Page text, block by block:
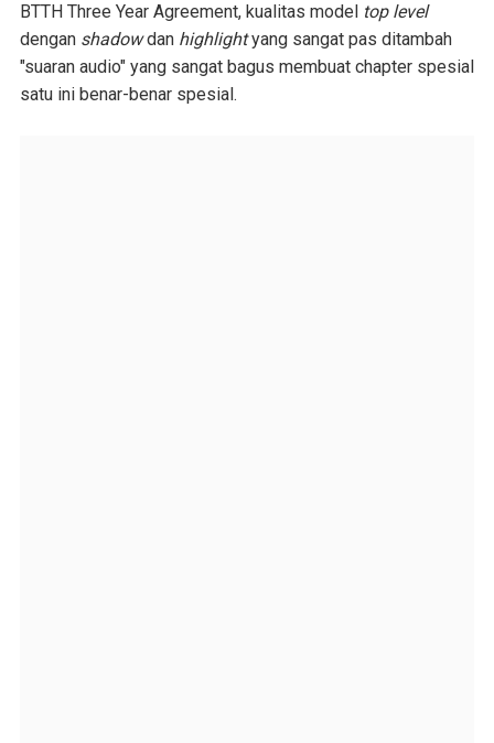
BTTH Three Year Agreement, kualitas model top level
dengan shadowdan highlightyang sangat pas ditambah
"suaran audio" yang sangat bagus membuat chapter spesial
satu ini benar-benar spesial.